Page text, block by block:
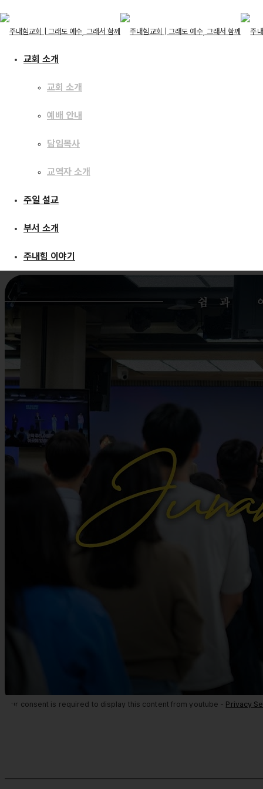
교회 소개
교회 소개
담임목사
주일 설교
주내힘 이야기
교회 소개
교회 소개
예배 안내
담임목사
교역자 소개
주일 설교
부서 소개
주내힘 이야기
주일 설교
[25.04.27] 지치지 않
Your consent is required to display this content from youtube - Privacy